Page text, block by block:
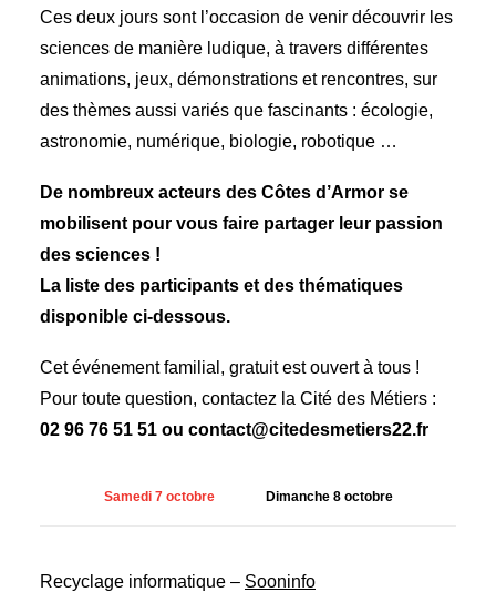
Ces deux jours sont l’occasion de venir découvrir les
sciences de manière ludique, à travers différentes
animations, jeux, démonstrations et rencontres, sur
des thèmes aussi variés que fascinants : écologie,
astronomie, numérique, biologie, robotique …
De nombreux acteurs des Côtes d’Armor se
mobilisent pour vous faire partager leur passion
des sciences !
La liste des participants et des thématiques
disponible ci-dessous.
Cet événement familial, gratuit est ouvert à tous !
Pour toute question, contactez la Cité des Métiers :
02 96 76 51 51 ou contact@citedesmetiers22.fr
Samedi 7 octobre Dimanche 8 octobre
Recyclage informatique – Sooninfo